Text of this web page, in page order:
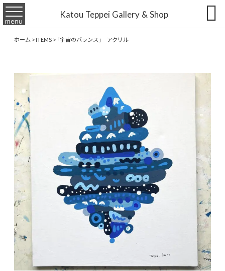
Katou Teppei Gallery & Shop
menu 
ホーム>ITEMS> 「宇宙のバランス」 アクリル